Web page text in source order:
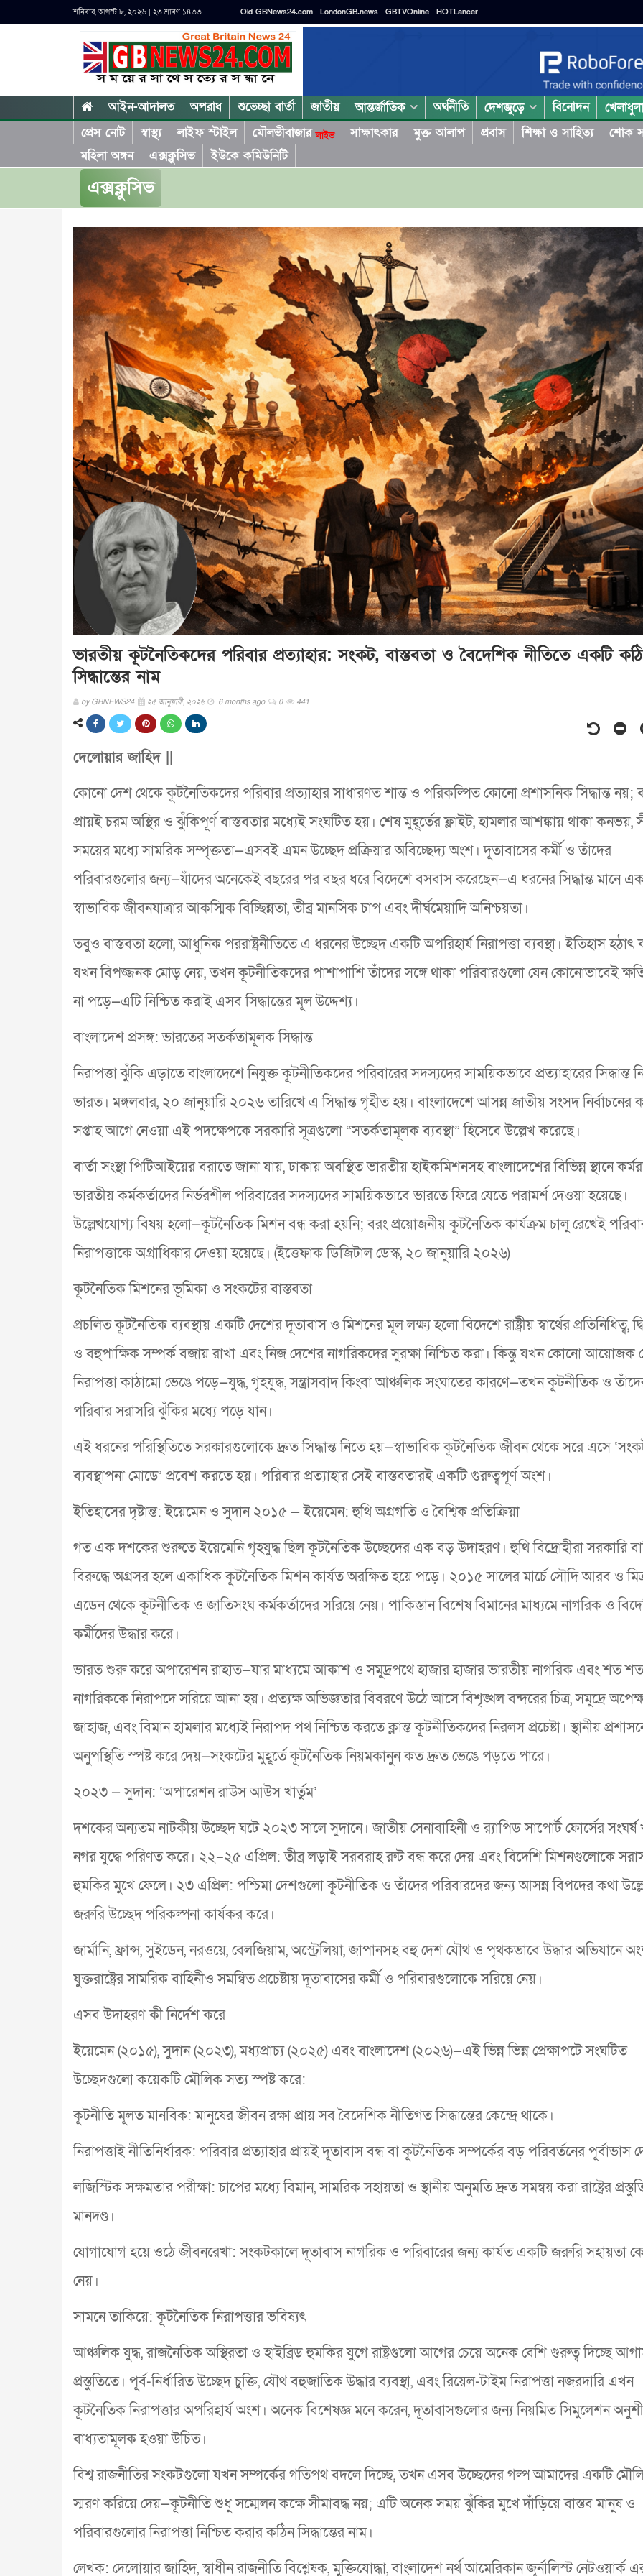
শনিবার, আগস্ট ৮, ২০২৬ | ২৩ শ্রাবণ ১৪৩৩ Old GBNews24.com LondonGB.news GBTVOnline HOTLancer
আইন-আদালত অপরাধ শুভেচ্ছা বার্তা জাতীয় আন্তর্জাতিক অর্থনীতি দেশজুড়ে বিনোদন
প্রেস নোট
স্বাস্থ্য লাইফ স্টাইল মৌলভীবাজারলাইভ সাক্ষাৎকার মুক্ত আলাপ প্রবাস শিক্ষা ও সাহিত্য শোক
মহিলা অঙ্গন
এক্সক্লুসিভ ইউকে কমিউনিটি
এক্সক্লুসিভ
ভারতীয় কূটনৈতিকদের পরিবার প্রত্যাহার: সংকট, বাস্তবতা ও বৈদেশিক নীতিতে একটি
সিদ্ধান্তের নাম
byGBNEWS24 ২৫ জানুয়ারী, ২০২৬ 6 months ago 0 441
দেলোয়ার জাহিদ ||
কোনো দেশ থেকে কূটনৈতিকদের পরিবার প্রত্যাহার সাধারণত শান্ত ও পরিকল্পিত কোনো প্রশাসনিক সিদ্ধান্ত নয়;
প্রায়ই চরম অস্থির ও ঝুঁকিপূর্ণ বাস্তবতার মধ্যেই সংঘটিত হয়। শেষ মুহূর্তের ফ্লাইট, হামলার আশঙ্কায় থাকা কনভয়,
সময়ের মধ্যে সামরিক সম্পৃক্ততা—এসবই এমন উচ্ছেদ প্রক্রিয়ার অবিচ্ছেদ্য অংশ। দূতাবাসের কর্মী ও তাঁদের
পরিবারগুলোর জন্য—যাঁদের অনেকেই বছরের পর বছর ধরে বিদেশে বসবাস করেছেন—এ ধরনের সিদ্ধান্ত মানে
স্বাভাবিক জীবনযাত্রার আকস্মিক বিচ্ছিন্নতা, তীব্র মানসিক চাপ এবং দীর্ঘমেয়াদি অনিশ্চয়তা।
তবুও বাস্তবতা হলো, আধুনিক পররাষ্ট্রনীতিতে এ ধরনের উচ্ছেদ একটি অপরিহার্য নিরাপত্তা ব্যবস্থা। ইতিহাস হঠাৎ
যখন বিপজ্জনক মোড় নেয়, তখন কূটনীতিকদের পাশাপাশি তাঁদের সঙ্গে থাকা পরিবারগুলো যেন কোনোভাবেই
না পড়ে—এটি নিশ্চিত করাই এসব সিদ্ধান্তের মূল উদ্দেশ্য।
বাংলাদেশ প্রসঙ্গ: ভারতের সতর্কতামূলক সিদ্ধান্ত
নিরাপত্তা ঝুঁকি এড়াতে বাংলাদেশে নিযুক্ত কূটনীতিকদের পরিবারের সদস্যদের সাময়িকভাবে প্রত্যাহারের সিদ্ধান্ত
ভারত। মঙ্গলবার, ২০ জানুয়ারি ২০২৬ তারিখে এ সিদ্ধান্ত গৃহীত হয়। বাংলাদেশে আসন্ন জাতীয় সংসদ নির্বাচনের
সপ্তাহ আগে নেওয়া এই পদক্ষেপকে সরকারি সূত্রগুলো “সতর্কতামূলক ব্যবস্থা” হিসেবে উল্লেখ করেছে।
বার্তা সংস্থা পিটিআইয়ের বরাতে জানা যায়, ঢাকায় অবস্থিত ভারতীয় হাইকমিশনসহ বাংলাদেশের বিভিন্ন স্থানে
ভারতীয় কর্মকর্তাদের নির্ভরশীল পরিবারের সদস্যদের সাময়িকভাবে ভারতে ফিরে যেতে পরামর্শ দেওয়া হয়েছে।
উল্লেখযোগ্য বিষয় হলো—কূটনৈতিক মিশন বন্ধ করা হয়নি; বরং প্রয়োজনীয় কূটনৈতিক কার্যক্রম চালু রেখেই
নিরাপত্তাকে অগ্রাধিকার দেওয়া হয়েছে। (ইত্তেফাক ডিজিটাল ডেস্ক, ২০ জানুয়ারি ২০২৬)
কূটনৈতিক মিশনের ভূমিকা ও সংকটের বাস্তবতা
প্রচলিত কূটনৈতিক ব্যবস্থায় একটি দেশের দূতাবাস ও মিশনের মূল লক্ষ্য হলো বিদেশে রাষ্ট্রীয় স্বার্থের প্রতিনিধিত্ব,
ও বহুপাক্ষিক সম্পর্ক বজায় রাখা এবং নিজ দেশের নাগরিকদের সুরক্ষা নিশ্চিত করা। কিন্তু যখন কোনো আয়োজক
নিরাপত্তা কাঠামো ভেঙে পড়ে—যুদ্ধ, গৃহযুদ্ধ, সন্ত্রাসবাদ কিংবা আঞ্চলিক সংঘাতের কারণে—তখন কূটনীতিক ও
পরিবার সরাসরি ঝুঁকির মধ্যে পড়ে যান।
এই ধরনের পরিস্থিতিতে সরকারগুলোকে দ্রুত সিদ্ধান্ত নিতে হয়—স্বাভাবিক কূটনৈতিক জীবন থেকে সরে এসে
ব্যবস্থাপনা মোডে’ প্রবেশ করতে হয়। পরিবার প্রত্যাহার সেই বাস্তবতারই একটি গুরুত্বপূর্ণ অংশ।
ইতিহাসের দৃষ্টান্ত: ইয়েমেন ও সুদান ২০১৫ — ইয়েমেন: হুথি অগ্রগতি ও বৈশ্বিক প্রতিক্রিয়া
গত এক দশকের শুরুতে ইয়েমেনি গৃহযুদ্ধ ছিল কূটনৈতিক উচ্ছেদের এক বড় উদাহরণ। হুথি বিদ্রোহীরা সরকারি
বিরুদ্ধে অগ্রসর হলে একাধিক কূটনৈতিক মিশন কার্যত অরক্ষিত হয়ে পড়ে। ২০১৫ সালের মার্চে সৌদি আরব ও
এডেন থেকে কূটনীতিক ও জাতিসংঘ কর্মকর্তাদের সরিয়ে নেয়। পাকিস্তান বিশেষ বিমানের মাধ্যমে নাগরিক ও
কর্মীদের উদ্ধার করে।
ভারত শুরু করে অপারেশন রাহাত—যার মাধ্যমে আকাশ ও সমুদ্রপথে হাজার হাজার ভারতীয় নাগরিক এবং শত শত
নাগরিককে নিরাপদে সরিয়ে আনা হয়। প্রত্যক্ষ অভিজ্ঞতার বিবরণে উঠে আসে বিশৃঙ্খল বন্দরের চিত্র, সমুদ্রে
জাহাজ, এবং বিমান হামলার মধ্যেই নিরাপদ পথ নিশ্চিত করতে ক্লান্ত কূটনীতিকদের নিরলস প্রচেষ্টা। স্থানীয়
অনুপস্থিতি স্পষ্ট করে দেয়—সংকটের মুহূর্তে কূটনৈতিক নিয়মকানুন কত দ্রুত ভেঙে পড়তে পারে।
২০২৩ — সুদান: ‘অপারেশন রাউস আউস খার্তুম’
দশকের অন্যতম নাটকীয় উচ্ছেদ ঘটে ২০২৩ সালে সুদানে। জাতীয় সেনাবাহিনী ও র‍্যাপিড সাপোর্ট ফোর্সের সংঘর্ষ
নগর যুদ্ধে পরিণত করে। ২২–২৫ এপ্রিল: তীব্র লড়াই সরবরাহ রুট বন্ধ করে দেয় এবং বিদেশি মিশনগুলোকে
হুমকির মুখে ফেলে। ২৩ এপ্রিল: পশ্চিমা দেশগুলো কূটনীতিক ও তাঁদের পরিবারদের জন্য আসন্ন বিপদের কথা
জরুরি উচ্ছেদ পরিকল্পনা কার্যকর করে।
জার্মানি, ফ্রান্স, সুইডেন, নরওয়ে, বেলজিয়াম, অস্ট্রেলিয়া, জাপানসহ বহু দেশ যৌথ ও পৃথকভাবে উদ্ধার অভিযানে
যুক্তরাষ্ট্রের সামরিক বাহিনীও সমন্বিত প্রচেষ্টায় দূতাবাসের কর্মী ও পরিবারগুলোকে সরিয়ে নেয়।
এসব উদাহরণ কী নির্দেশ করে
ইয়েমেন (২০১৫), সুদান (২০২৩), মধ্যপ্রাচ্য (২০২৫) এবং বাংলাদেশ (২০২৬)—এই ভিন্ন ভিন্ন প্রেক্ষাপটে সংঘটিত
উচ্ছেদগুলো কয়েকটি মৌলিক সত্য স্পষ্ট করে:
কূটনীতি মূলত মানবিক: মানুষের জীবন রক্ষা প্রায় সব বৈদেশিক নীতিগত সিদ্ধান্তের কেন্দ্রে থাকে।
নিরাপত্তাই নীতিনির্ধারক: পরিবার প্রত্যাহার প্রায়ই দূতাবাস বন্ধ বা কূটনৈতিক সম্পর্কের বড় পরিবর্তনের পূর্বাভাস
লজিস্টিক সক্ষমতার পরীক্ষা: চাপের মধ্যে বিমান, সামরিক সহায়তা ও স্থানীয় অনুমতি দ্রুত সমন্বয় করা রাষ্ট্রের
মানদণ্ড।
যোগাযোগ হয়ে ওঠে জীবনরেখা: সংকটকালে দূতাবাস নাগরিক ও পরিবারের জন্য কার্যত একটি জরুরি সহায়তা
নেয়।
সামনে তাকিয়ে: কূটনৈতিক নিরাপত্তার ভবিষ্যৎ
আঞ্চলিক যুদ্ধ, রাজনৈতিক অস্থিরতা ও হাইব্রিড হুমকির যুগে রাষ্ট্রগুলো আগের চেয়ে অনেক বেশি গুরুত্ব দিচ্ছে
প্রস্তুতিতে। পূর্ব-নির্ধারিত উচ্ছেদ চুক্তি, যৌথ বহুজাতিক উদ্ধার ব্যবস্থা, এবং রিয়েল-টাইম নিরাপত্তা নজরদারি এখন
কূটনৈতিক নিরাপত্তার অপরিহার্য অংশ। অনেক বিশেষজ্ঞ মনে করেন, দূতাবাসগুলোর জন্য নিয়মিত সিমুলেশন
বাধ্যতামূলক হওয়া উচিত।
বিশ্ব রাজনীতির সংকটগুলো যখন সম্পর্কের গতিপথ বদলে দিচ্ছে, তখন এসব উচ্ছেদের গল্প আমাদের একটি
স্মরণ করিয়ে দেয়—কূটনীতি শুধু সম্মেলন কক্ষে সীমাবদ্ধ নয়; এটি অনেক সময় ঝুঁকির মুখে দাঁড়িয়ে বাস্তব মানুষ ও
পরিবারগুলোর নিরাপত্তা নিশ্চিত করার কঠিন সিদ্ধান্তের নাম।
লেখক: দেলোয়ার জাহিদ, স্বাধীন রাজনীতি বিশ্লেষক, মুক্তিযোদ্ধা, বাংলাদেশ নর্থ আমেরিকান জূর্নালিস্ট নেটওয়ার্ক